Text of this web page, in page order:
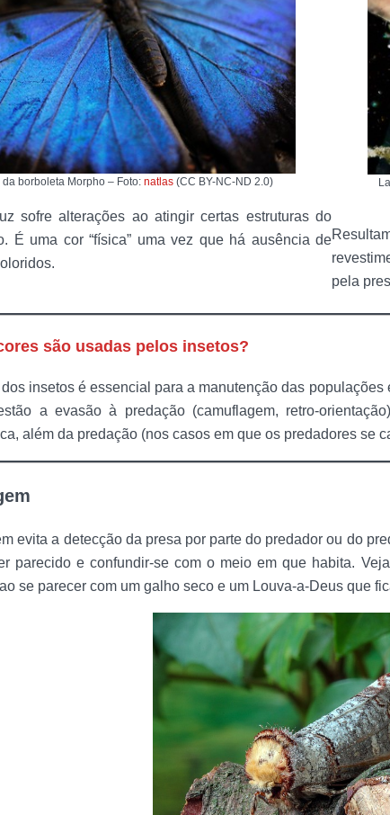
da borboleta Morpho – Foto: natlas (CC BY-NC-ND 2.0)
sofre alterações ao atingir certas estruturas do
É uma cor “física” uma vez que há ausência de
pela
são usadas pelos insetos?
insetos é essencial para a manutenção das
a evasão à predação (camuflagem, retro-
além da predação (nos casos em que os predadores se
evita a detecção da presa por parte do predador ou do
parecido e confundir-se com o meio em que habita.
se parecer com um galho seco e um Louva-a-Deus que